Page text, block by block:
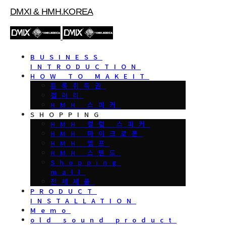
DMXI & HMH.KOREA
BUSINESS
INTRODUCTION
HOW TO MAKEIT
등록취득권
갤러리
HMH 스피커
SHOPPING
HMH 컬럼 스피커
HMH 마이크로폰
HMH 앰프
HMH 스텐드
Shopping
mall
전체제품
PRODUCT
INSTALLATION
Memo
old sound product